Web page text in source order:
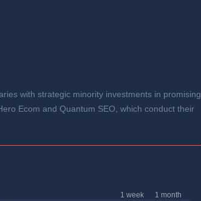
with strategic minority investments in promising
Ecom and Quantum SEO, which conduct their
1 week
1 month